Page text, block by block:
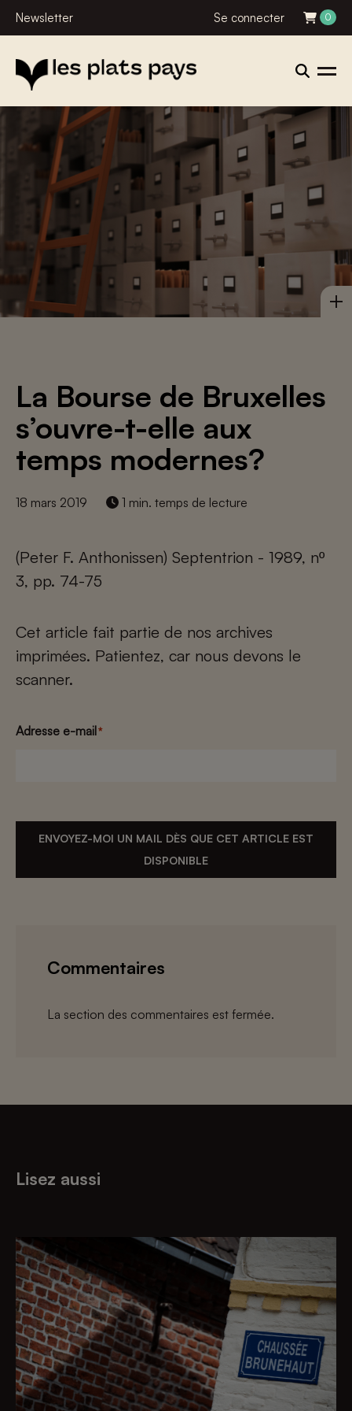
Newsletter Se connecter 0
La Bourse de Bruxelles
s’ouvre-t-elle aux
temps modernes?
18 mars 2019 1 min. temps de lecture
(Peter F. Anthonissen) Septentrion - 1989, nº
3, pp. 74-75
Cet article fait partie de nos archives
imprimées. Patientez, car nous devons le
scanner.
Adresse e-mail*
ENVOYEZ-MOI UN MAIL DÈS QUE CET ARTICLE EST
DISPONIBLE
Commentaires
La section des commentaires est fermée.
Lisez aussi